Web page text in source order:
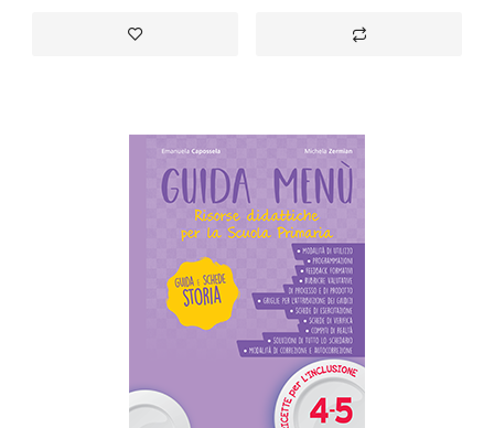
Aggiungi alla lista desideri Aggiungi al